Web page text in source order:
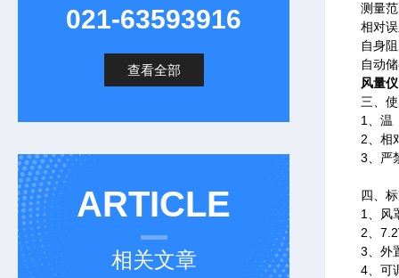
021-63593916
查看全部
ARTICLE
相关文章
测量
相对
自身
自动
风量仪
三、
1、
2、相
3、严
四、
1、风
2、
3、外
4、可